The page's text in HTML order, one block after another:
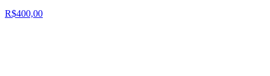
R$400,00